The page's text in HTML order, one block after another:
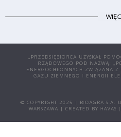
„PRZEDSIĘBIORCA UZYSKAŁ
RZĄDOWEGO POD NAZWĄ:
ENERGOCHŁONNYCH ZWIĄZANA Z
GAZU ZIEMNEGO I ENERGII
© COPYRIGHT 2025 | BIOAGRA S.A.
WARSZAWA | CREATED BY HAVAS |